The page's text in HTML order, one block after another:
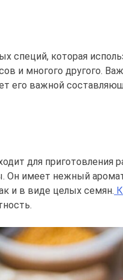
специй, которая
и многого другого.
его важной
для
Он имеет нежный
и в виде целых семян.